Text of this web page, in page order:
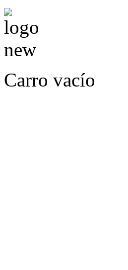
Carro vacío